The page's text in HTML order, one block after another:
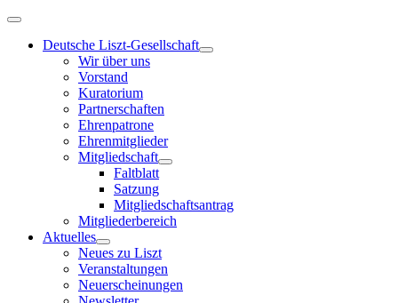
Deutsche Liszt-Gesellschaft
Wir über uns
Vorstand
Kuratorium
Partnerschaften
Ehrenpatrone
Ehrenmitglieder
Mitgliedschaft
Faltblatt
Satzung
Mitgliedschaftsantrag
Mitgliederbereich
Aktuelles
Neues zu Liszt
Veranstaltungen
Neuerscheinungen